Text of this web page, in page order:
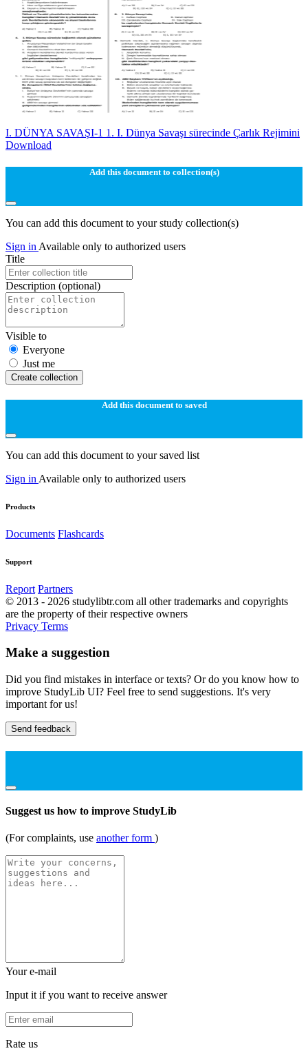
I. DÜNYA SAVAŞI-1 1. I. Dünya Savaşı sürecinde Çarlık Rejimini
Download
Add this document to collection(s)
You can add this document to your study collection(s)
Sign in Available only to authorized users
Title
Description (optional)
Visible to
Everyone
Just me
Create collection
Add this document to saved
You can add this document to your saved list
Sign in Available only to authorized users
Products
Documents Flashcards
Support
Report Partners
© 2013 - 2026 studylibtr.com all other trademarks and copyrights
are the property of their respective owners
Privacy Terms
Make a suggestion
Did you find mistakes in interface or texts? Or do you know how to
improve StudyLib UI? Feel free to send suggestions. It's very
important for us!
Send feedback
Suggest us how to improve StudyLib
(For complaints, use another form )
Your e-mail
Input it if you want to receive answer
Rate us